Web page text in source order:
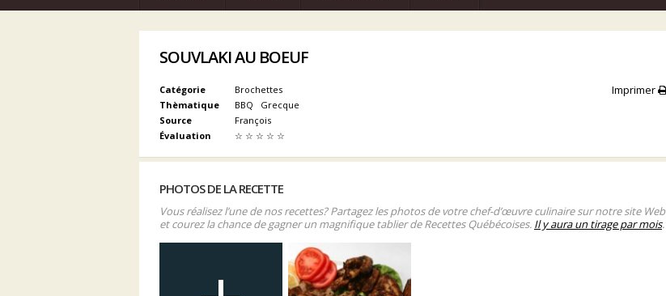
SOUVLAKI AU BOEUF
Imprimer
Catégorie
Brochettes
Thèmatique
BBQ
Grecque
Source
François
Évaluation
☆ ☆ ☆ ☆ ☆
PHOTOS DE LA RECETTE
Vous réalisez l’une de nos recettes? Partagez les photos de votre chef-d’œuvre culinaire sur notre site Web
et courez la chance de gagner un magnifique tablier de Recettes Québécoises. Il y aura un tirage par mois.